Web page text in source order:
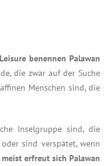
benennen Palawan
die zwar auf der Suche
Menschen sind, die
Inselgruppe sind, die
sind verspätet, wenn
erfreut sich Palawan